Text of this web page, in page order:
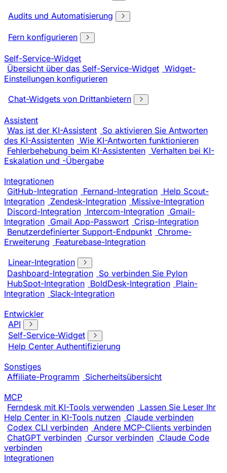
Audits und Automatisierung
Fern konfigurieren
Self-Service-Widget
Übersicht über das Self-Service-Widget Widget-
Einstellungen konfigurieren
Chat-Widgets von Drittanbietern
Assistent
Was ist der KI-Assistent So aktivieren Sie Antworten
des KI-Assistenten Wie KI-Antworten funktionieren
Fehlerbehebung beim KI-Assistenten Verhalten bei KI-
Eskalation und -Übergabe
Integrationen
GitHub-Integration Fernand-Integration Help Scout-
Integration Zendesk-Integration Missive-Integration
Discord-Integration Intercom-Integration Gmail-
Integration Gmail App-Passwort Crisp-Integration
Benutzerdefinierter Support-Endpunkt Chrome-
Erweiterung
Featurebase-Integration
Linear-Integration
Dashboard-Integration So verbinden Sie Pylon
HubSpot-Integration BoldDesk-Integration Plain-
Integration Slack-Integration
Entwickler
API
Self-Service-Widget
Help Center Authentifizierung
Sonstiges
Affiliate-Programm
Sicherheitsübersicht
MCP
Ferndesk mit KI-Tools verwenden Lassen Sie Leser Ihr
Help Center in KI-Tools nutzen Claude verbinden
Codex CLI verbinden Andere MCP-Clients verbinden
ChatGPT verbinden Cursor verbinden Claude Code
verbinden
Integrationen